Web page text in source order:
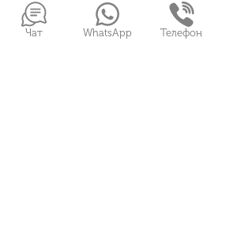
Чат WhatsApp Телефон